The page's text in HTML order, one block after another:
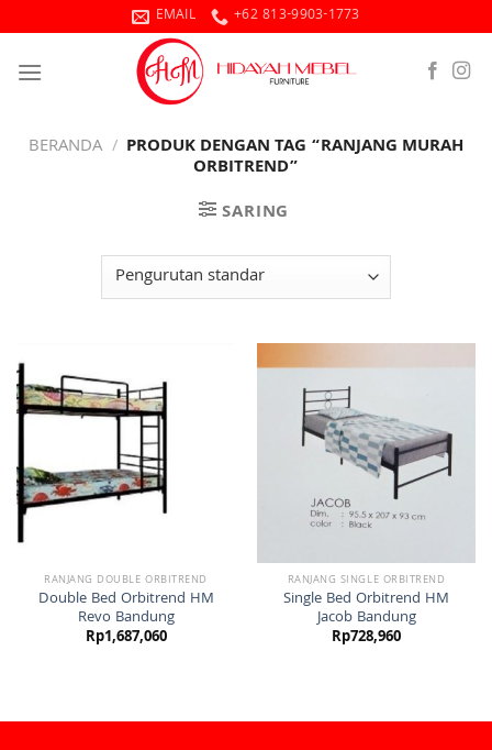
to
content
EMAIL +62 813-9903-1773
BERANDA / PRODUK DENGAN TAG “RANJANG MURAH
ORBITREND”
SARING
RANJANG DOUBLE ORBITREND
Double Bed Orbitrend HM
Revo Bandung
Rp1,687,060
RANJANG SINGLE ORBITREND
Single Bed Orbitrend HM
Jacob Bandung
Rp728,960